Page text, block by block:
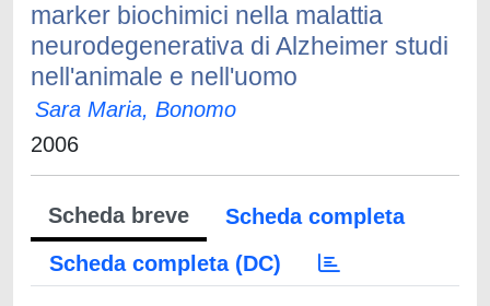
marker biochimici nella malattia
neurodegenerativa di Alzheimer studi
nell'animale e nell'uomo
Sara Maria, Bonomo
2006
Scheda breve
Scheda completa
Scheda completa (DC)